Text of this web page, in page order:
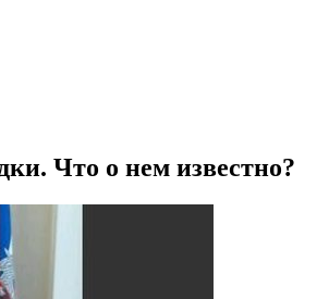
Что о нем известно?